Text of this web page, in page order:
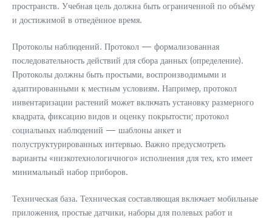
пространств. Учебная цель должна быть ограниченной по объёму
и достижимой в отведённое время.
Протоколы наблюдений. Протокол — формализованная
последовательность действий для сбора данных (определение).
Протоколы должны быть простыми, воспроизводимыми и
адаптированными к местным условиям. Например, протокол
инвентаризации растений может включать установку размерного
квадрата, фиксацию видов и оценку покрытости; протокол
социальных наблюдений — шаблоны анкет и
полуструктурированных интервью. Важно предусмотреть
варианты «низкотехнологичного» исполнения для тех, кто имеет
минимальный набор приборов.
Техническая база. Техническая составляющая включает мобильные
приложения, простые датчики, наборы для полевых работ и